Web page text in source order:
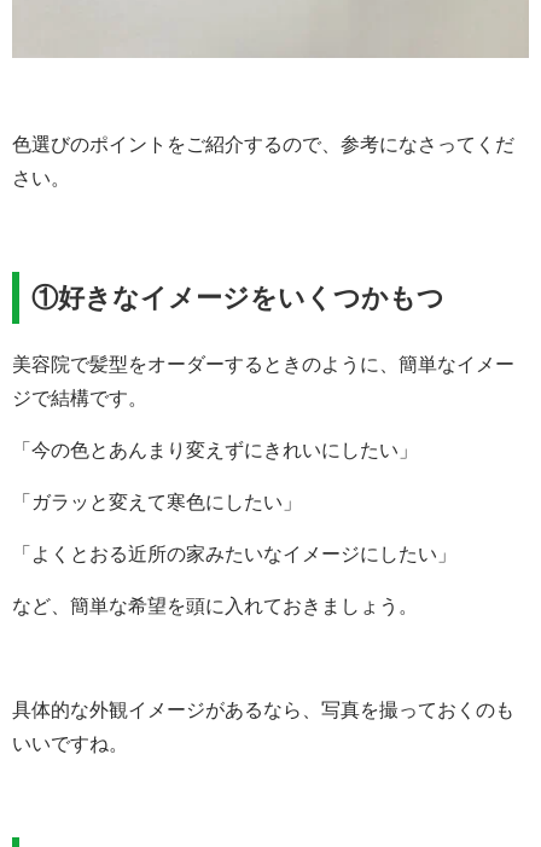
色選びのポイントをご紹介するので、参考になさってくだ
さい。
①好きなイメージをいくつかもつ
美容院で髪型をオーダーするときのように、簡単なイメー
ジで結構です。
「今の色とあんまり変えずにきれいにしたい」
「ガラッと変えて寒色にしたい」
「よくとおる近所の家みたいなイメージにしたい」
など、簡単な希望を頭に入れておきましょう。
具体的な外観イメージがあるなら、写真を撮っておくのも
いいですね。